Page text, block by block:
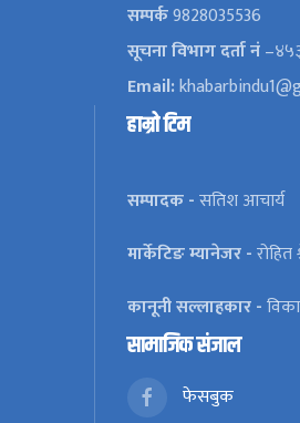
सम्पर्क9828035536
सूचना विभाग दर्ता नं
Email:
हाम्रो टिम
सम्पादक -सतिश आचार्य
मार्केटिङ म्यानेजर -
कानूनी सल्लाहकार -
सामाजिक संजाल
फेसबुक